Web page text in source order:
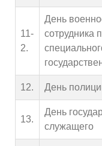
11-
2.
День
сотрудника
12. День
13.
День
служащего